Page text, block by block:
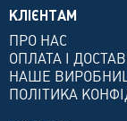
КЛІЄНТАМ
ПРО НАС
ОПЛАТА І
НАШЕ
ПОЛІТИКА